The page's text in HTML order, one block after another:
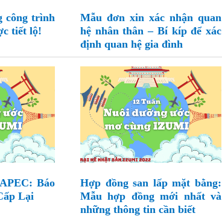
công trình
tiết lộ!
Mẫu đơn xin xác nhận quan
hệ nhân thân – Bí kíp để xác
định quan hệ gia đình
Báo
Lại
Hợp đồng san lấp mặt bằng:
Mẫu hợp đồng mới nhất và
những thông tin cần biết